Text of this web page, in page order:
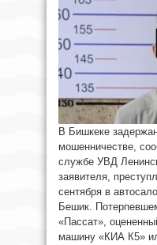
В Бишкеке
мошенничестве,
службе УВД
заявителя,
сентября в
Бешик.
«Пассат»,
машину «КИА К5»